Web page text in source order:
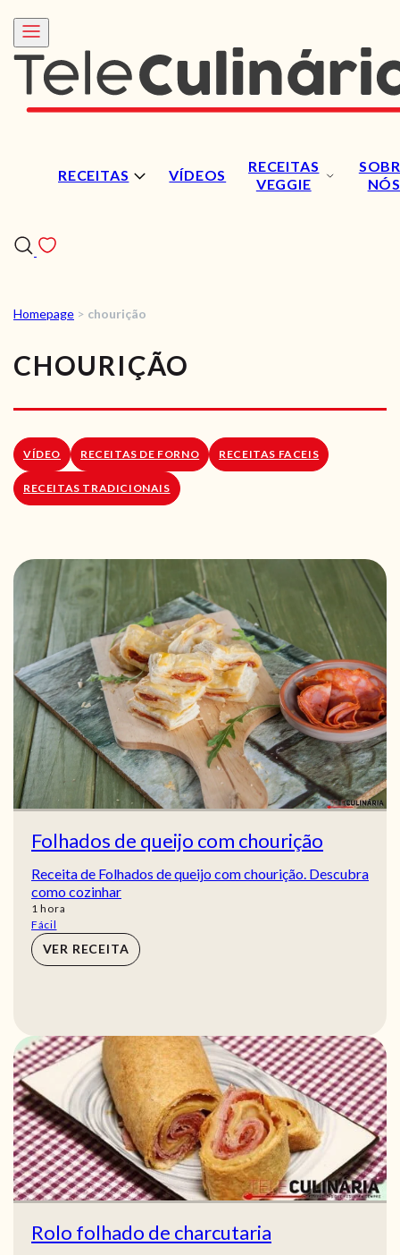
RECEITAS VÍDEOS
RECEITAS
VEGGIE
NÓS
RECEITAS VEGGIE
SOBRE NÓS
LOJA ONLINE
Homepage > chourição
CHOURIÇÃO
VÍDEO RECEITAS DE FORNO RECEITAS FACEIS
RECEITAS TRADICIONAIS
Folhados de queijo com chourição
Receita de Folhados de queijo com chourição. Descubra
como cozinhar
1 hora
hora
Fácil
VER RECEITA
Rolo folhado de charcutaria